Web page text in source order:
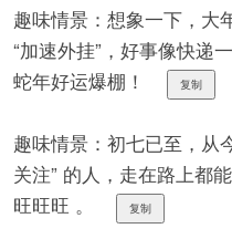
趣味情景：想象一下，大
“加速外挂”，好事像快递
蛇年好运爆棚！
复制
趣味情景：初七已至，从
关注” 的人，走在路上都
旺旺旺 。
复制